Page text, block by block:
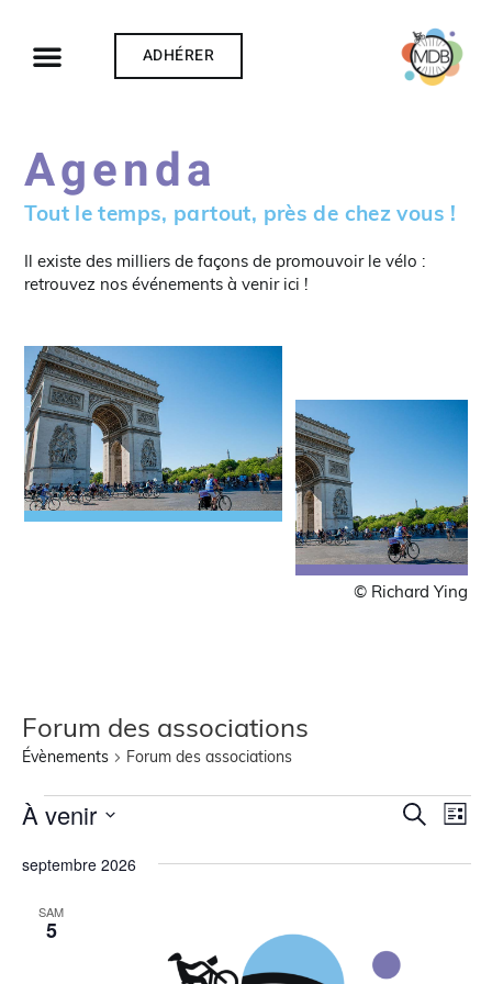
ADHÉRER
Agenda
Tout le temps, partout, près de chez vous !
Il existe des milliers de façons de promouvoir le vélo :
retrouvez nos événements à venir ici !
© Richard Ying
Forum des associations
Évènements Forum des associations
Recherche
Liste
À venir
une
date.
septembre 2026
SAM
5